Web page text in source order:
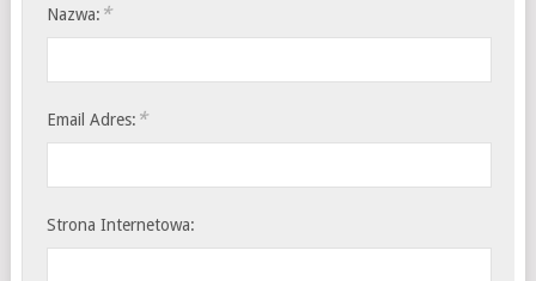
Nazwa: *
Email Adres: *
Strona Internetowa: